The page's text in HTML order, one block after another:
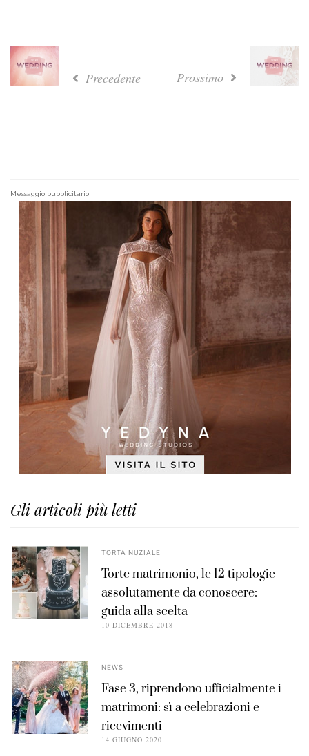
Precedente Prossimo
Messaggio pubblicitario
Gli articoli più letti
TORTA NUZIALE
Torte matrimonio, le 12 tipologie
assolutamente da conoscere:
guida alla scelta
10 DICEMBRE 2018
NEWS
Fase 3, riprendono ufficialmente i
matrimoni: sì a celebrazioni e
ricevimenti
14 GIUGNO 2020